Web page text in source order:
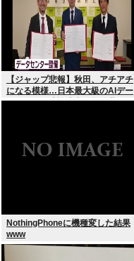
【ジャップ悲報】秋田、アチアチ
になる模様…日本最大級のAIデー
タセンター建設決定！整備費は2
NothingPhoneに機種変した結果
www